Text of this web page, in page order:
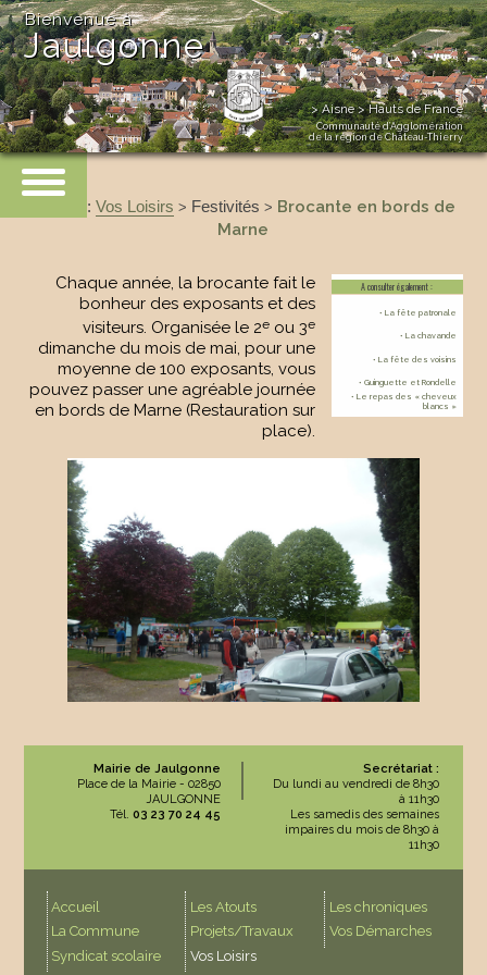
> Aisne > Hauts de France
Communauté d’Agglomération
de la région de Château-Thierry
Bienvenue à
Jaulgonne
:Vos Loisirs > Festivités > Brocante en bords de
Marne
A consulter également :
• La fête patronale
• La chavande
• La fête des voisins
• Guinguette et Rondelle
• Le repas des « cheveux
blancs »
Chaque année, la brocante fait le
bonheur des exposants et des
visiteurs. Organisée le 2eou 3e
dimanche du mois de mai, pour une
moyenne de 100 exposants, vous
pouvez passer une agréable journée
en bords de Marne (Restauration sur
place).
Mairie de Jaulgonne
Place de la Mairie - 02850
JAULGONNE
Tél. 03 23 70 24 45
Secrétariat :
Du lundi au vendredi de 8h30
à 11h30
Les samedis des semaines
impaires du mois de 8h30 à
11h30
Accueil
La Commune
Syndicat scolaire
Les Atouts
Projets/Travaux
Vos Loisirs
Les chroniques
Vos Démarches